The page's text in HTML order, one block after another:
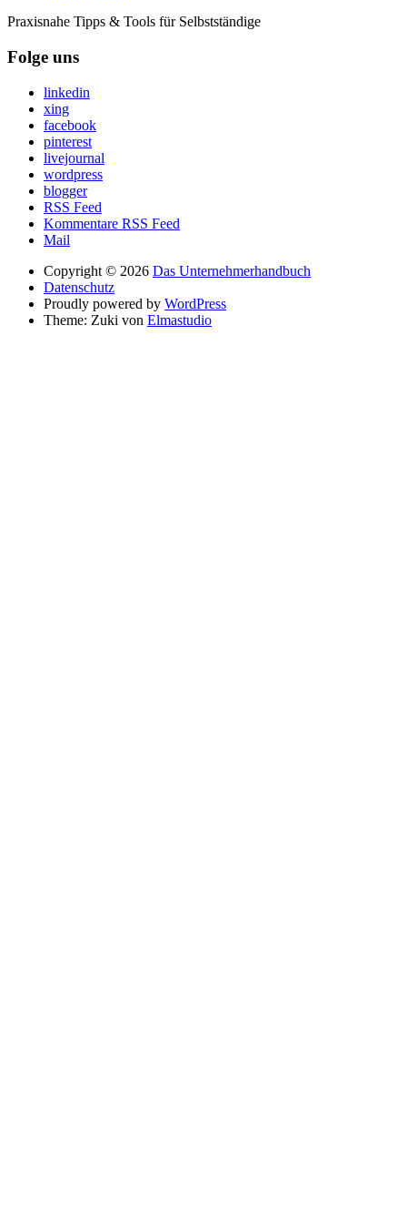
Praxisnahe Tipps & Tools für Selbstständige
Folge uns
linkedin
xing
facebook
pinterest
livejournal
wordpress
blogger
RSS Feed
Kommentare RSS Feed
Mail
Copyright © 2026 Das Unternehmerhandbuch
Datenschutz
Proudly powered by WordPress
Theme: Zuki von Elmastudio